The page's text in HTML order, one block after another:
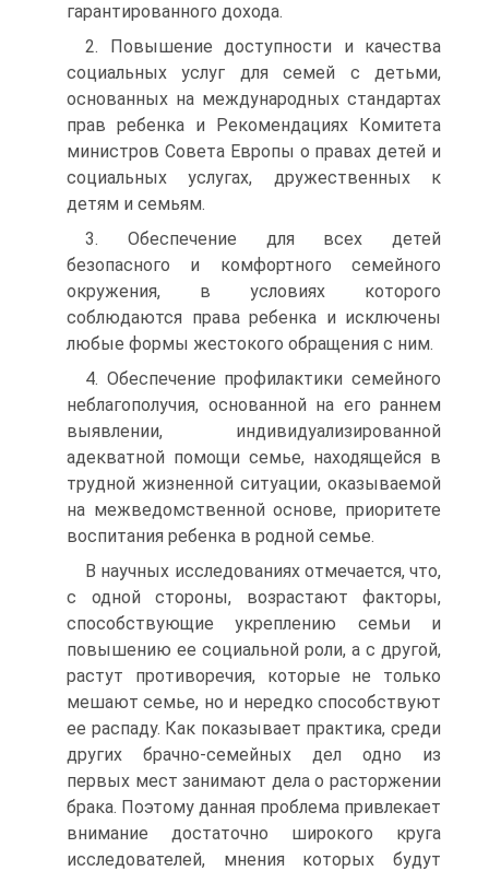
гарантированного дохода.
2. Повышение доступности и качества
социальных услуг для семей с детьми,
основанных на международных стандартах
прав ребенка и Рекомендациях Комитета
министров Совета Европы о правах детей и
социальных услугах, дружественных к
детям и семьям.
3. Обеспечение для всех детей
безопасного и комфортного семейного
окружения, в условиях которого
соблюдаются права ребенка и исключены
любые формы жестокого обращения с ним.
4. Обеспечение профилактики семейного
неблагополучия, основанной на его раннем
выявлении, индивидуализированной
адекватной помощи семье, находящейся в
трудной жизненной ситуации, оказываемой
на межведомственной основе, приоритете
воспитания ребенка в родной семье.
В научных исследованиях отмечается, что,
с одной стороны, возрастают факторы,
способствующие укреплению семьи и
повышению ее социальной роли, а с другой,
растут противоречия, которые не только
мешают семье, но и нередко способствуют
ее распаду. Как показывает практика, среди
других брачно‑семейных дел одно из
первых мест занимают дела о расторжении
брака. Поэтому данная проблема привлекает
внимание достаточно широкого круга
исследователей, мнения которых будут